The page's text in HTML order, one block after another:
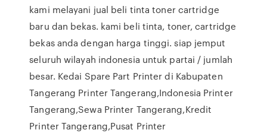
kami melayani jual beli tinta toner cartridge
baru dan bekas. kami beli tinta, toner, cartridge
bekas anda dengan harga tinggi. siap jemput
seluruh wilayah indonesia untuk partai / jumlah
besar. Kedai Spare Part Printer di Kabupaten
Tangerang Printer Tangerang,Indonesia Printer
Tangerang,Sewa Printer Tangerang,Kredit
Printer Tangerang,Pusat Printer